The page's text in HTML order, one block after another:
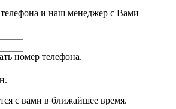
и наш менеджер с Вами
номер телефона.
с вами в ближайшее время.